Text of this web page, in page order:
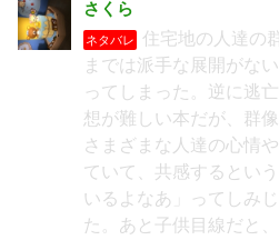
さくら
ネタバレ
住宅地の人達の
までは派手な展開がな
ってしまった。逆に逃
想が難しい本だが、群
さまざまな人達の心情
ていて、共感するとい
いるよなあ」ってしみ
た。あと子供目線だと